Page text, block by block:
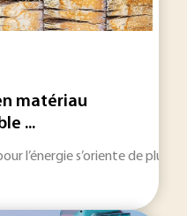
matériau
...
l’énergie s’oriente de plus